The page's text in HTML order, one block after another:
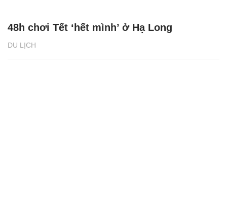
DU LỊCH
48h chơi Tết ‘hết mình’ ở Hạ Long